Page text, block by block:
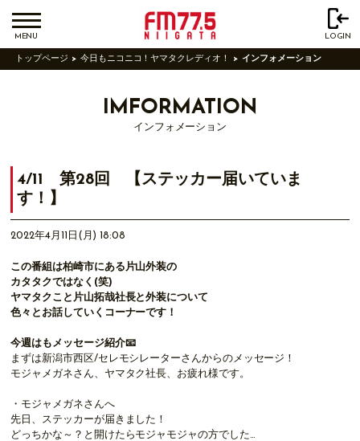
MENU LOGIN
トップページ 今日もニコニコ！ヤマタクレディオ！ インフォメーション
IMFORMATION
インフォメーション
4/11 第28回 【ステッカー届いていま
す！】
2022年4月11日(月) 18:08
この番組は柏崎市にある片山外装の
カタタクではなく(笑)
ヤマタクこと片山拓哉社長と外装について
色々とお話していくコーナーです！
今週はもメッセージ紹介📧
まずは新潟市西区/セレモシレーターさんからのメッセージ！
モジャメガネさん、ヤマタク社長、お疲れ様です。
・モジャメガネさんへ
先日、ステッカーが届きました！
どっちかな～？と開けたらモジャモジャの方でした…